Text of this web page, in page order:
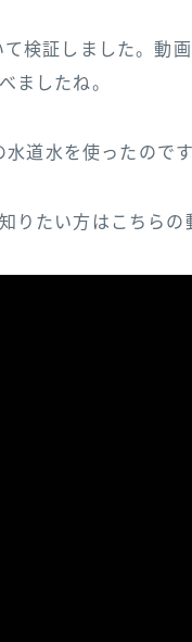
検証しました。動
ましたね。
道水を使ったので
りたい方はこちらの